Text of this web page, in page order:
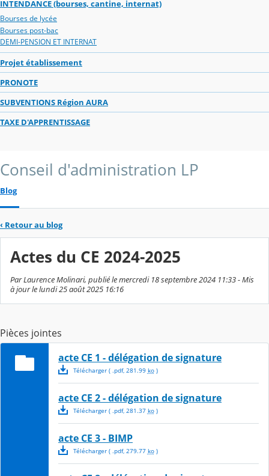
INTENDANCE (bourses, cantine, internat)
Bourses de lycée
Bourses post-bac
DEMI-PENSION ET INTERNAT
Projet établissement
PRONOTE
SUBVENTIONS Région AURA
TAXE D'APPRENTISSAGE
Conseil d'administration LP
Blog
‹ Retour au blog
Actes du CE 2024-2025
Par Laurence Molinari, publié le mercredi 18 septembre 2024 11:33 - Mis
à jour le lundi 25 août 2025 16:16
Pièces jointes
acte CE 1 - délégation de signature
Télécharger( .pdf, 281.99 ko)
acte CE 2 - délégation de signature
Télécharger( .pdf, 281.37 ko)
acte CE 3 - BIMP
Télécharger( .pdf, 279.77 ko)